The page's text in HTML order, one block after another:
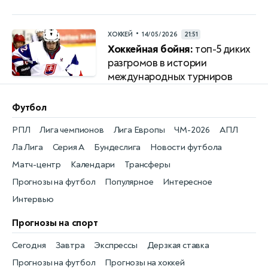
ХОККЕЙ • 14/05/2026 21:51
Хоккейная бойня: топ-5 диких
разгромов в истории
международных турниров
Футбол
Новости футбола
РПЛ
Матч-центр
Лига чемпионов
Календари
Лига Европы
Трансферы
ЧМ-2026
Прогнозы на футбол
АПЛ
Популярное
Ла Лига
Интересное
Серия А
Интервью
Бундеслига
Прогнозы на спорт
Прогнозы на футбол
Сегодня
Прогнозы на хоккей
Завтра Экспрессы Дерзкая ставка